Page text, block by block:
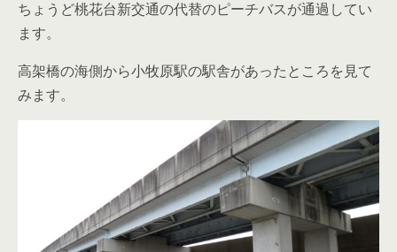
ちょうど桃花台新交通の代替のピーチバスが通過してい
ます。
高架橋の海側から小牧原駅の駅舎があったところを見て
みます。